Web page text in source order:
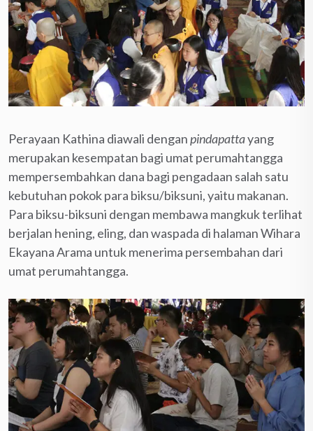
Perayaan Kathina diawali denganpindapattayang
merupakan kesempatan bagi umat perumahtangga
mempersembahkan dana bagi pengadaan salah satu
kebutuhan pokok para biksu/biksuni, yaitu makanan.
Para biksu-biksuni dengan membawa mangkuk terlihat
berjalan hening, eling, dan waspada di halaman Wihara
Ekayana Arama untuk menerima persembahan dari
umat perumahtangga.